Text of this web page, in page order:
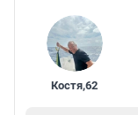
Костя,62